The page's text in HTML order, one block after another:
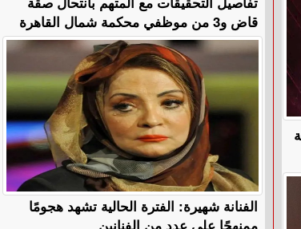
قاض و3 من موظفي محكمة شمال القاهرة
الفنانة شهيرة: الفترة الحالية تشهد هجومًا
ممنهجًا على عدد من الفنانين